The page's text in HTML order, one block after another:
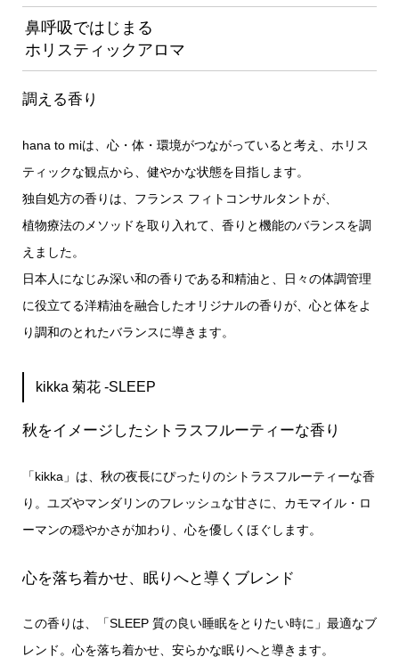
鼻呼吸ではじまる
ホリスティックアロマ
調える香り
hana to miは、心・体・環境がつながっていると考え、ホリス
ティックな観点から、健やかな状態を目指します。
独自処方の香りは、フランス フィトコンサルタントが、
植物療法のメソッドを取り入れて、香りと機能のバランスを調
えました。
日本人になじみ深い和の香りである和精油と、日々の体調管理
に役立てる洋精油を融合したオリジナルの香りが、心と体をよ
り調和のとれたバランスに導きます。
kikka 菊花 -SLEEP
秋をイメージしたシトラスフルーティーな香り
「kikka」は、秋の夜長にぴったりのシトラスフルーティーな香
り。ユズやマンダリンのフレッシュな甘さに、カモマイル・ロ
ーマンの穏やかさが加わり、心を優しくほぐします。
心を落ち着かせ、眠りへと導くブレンド
この香りは、「SLEEP 質の良い睡眠をとりたい時に」最適なブ
レンド。心を落ち着かせ、安らかな眠りへと導きます。